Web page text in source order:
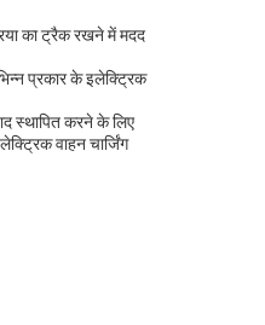
का ट्रैक रखने में मदद
प्रकार के इलेक्ट्रिक
स्थापित करने के लिए
वाहन चार्जिंग